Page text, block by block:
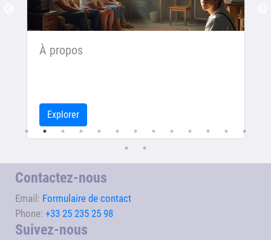
À propos
Explorer
Contactez-nous
Email: Formulaire de contact
Phone: +33 25 235 25 98
Suivez-nous